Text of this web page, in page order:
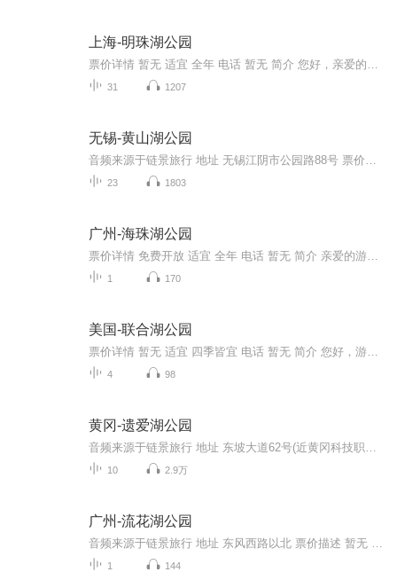
上海-明珠湖公园
31 1207
无锡-黄山湖公园
23 1803
广州-海珠湖公园
1 170
美国-联合湖公园
4 98
黄冈-遗爱湖公园
10 2.9万
广州-流花湖公园
1 144